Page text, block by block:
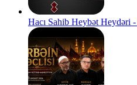
Hacı Sahib Heybət